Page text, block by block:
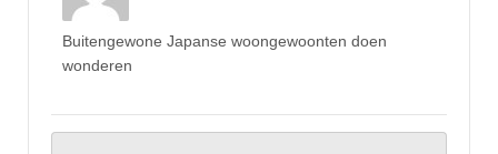
Buitengewone Japanse woongewoonten doen
wonderen